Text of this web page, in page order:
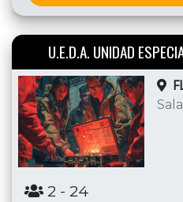
U.E.D.A. UNIDAD
2 - 24